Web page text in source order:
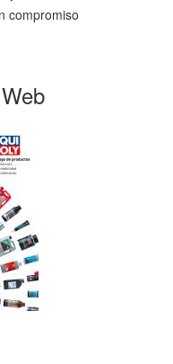
compromiso